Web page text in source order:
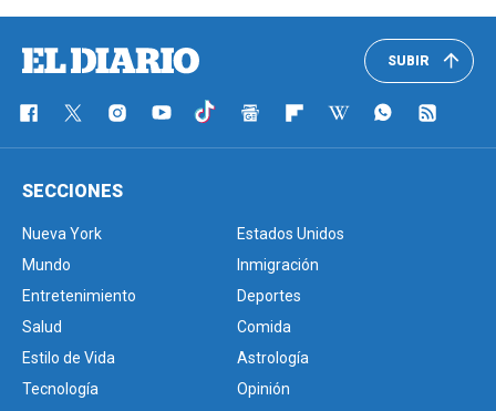
SUBIR
SECCIONES
Nueva York
Estados Unidos
Mundo
Inmigración
Entretenimiento
Deportes
Salud
Comida
Estilo de Vida
Astrología
Tecnología
Opinión